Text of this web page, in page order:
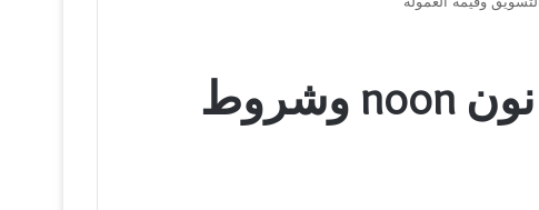
افلييت نون شرح التسويق بالعمولة لموقع نون noon وشروط